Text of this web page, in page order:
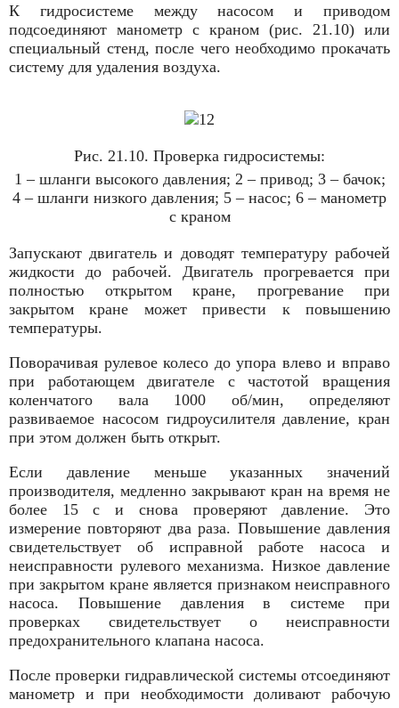
К гидросистеме между насосом и приводом
подсоединяют манометр с краном (рис. 21.10) или
специальный стенд, после чего необходимо прокачать
систему для удаления воздуха.
Рис. 21.10. Проверка гидросистемы:
1 – шланги высокого давления; 2 – привод; 3 – бачок;
4 – шланги низкого давления; 5 – насос; 6 – манометр
с краном
Запускают двигатель и доводят температуру рабочей
жидкости до рабочей. Двигатель прогревается при
полностью открытом кране, прогревание при
закрытом кране может привести к повышению
температуры.
Поворачивая рулевое колесо до упора влево и вправо
при работающем двигателе с частотой вращения
коленчатого вала 1000 об/мин, определяют
развиваемое насосом гидроусилителя давление, кран
при этом должен быть открыт.
Если давление меньше указанных значений
производителя, медленно закрывают кран на время не
более 15 с и снова проверяют давление. Это
измерение повторяют два раза. Повышение давления
свидетельствует об исправной работе насоса и
неисправности рулевого механизма. Низкое давление
при закрытом кране является признаком неисправного
насоса. Повышение давления в системе при
проверках свидетельствует о неисправности
предохранительного клапана насоса.
После проверки гидравлической системы отсоединяют
манометр и при необходимости доливают рабочую